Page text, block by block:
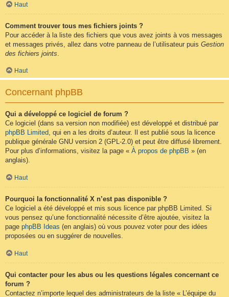
Haut
Comment trouver tous mes fichiers joints ?
Pour accéder à la liste des fichiers que vous avez joints à vos messages
et messages privés, allez dans votre panneau de l’utilisateur puis Gestion
des fichiers joints
Haut
Concernant phpBB
Qui a développé ce logiciel de forum ?
Ce logiciel (dans sa version non modifiée) est développé et distribué par
phpBB Limited, qui en a les droits d’auteur. Il est publié sous la licence
publique générale GNU version 2 (GPL-2.0) et peut être diffusé librement.
Pour plus d’informations, visitez la page « À propos de phpBB » (en
anglais).
Haut
Pourquoi la fonctionnalité X n’est pas disponible ?
Ce logiciel a été développé et mis sous licence par phpBB Limited. Si
vous pensez qu’une fonctionnalité nécessite d’être ajoutée, visitez la
page phpBB Ideas (en anglais) où vous pouvez voter pour des idées
proposées ou en suggérer de nouvelles.
Haut
Qui contacter pour les abus ou les questions légales concernant ce
forum ?
Contactez n’importe lequel des administrateurs de la liste « L’équipe du